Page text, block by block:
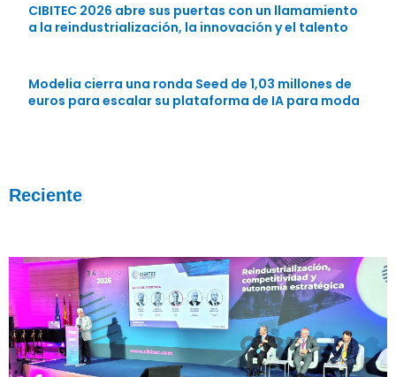
CIBITEC 2026 abre sus puertas con un llamamiento
a la reindustrialización, la innovación y el talento
Modelia cierra una ronda Seed de 1,03 millones de
euros para escalar su plataforma de IA para moda
Reciente